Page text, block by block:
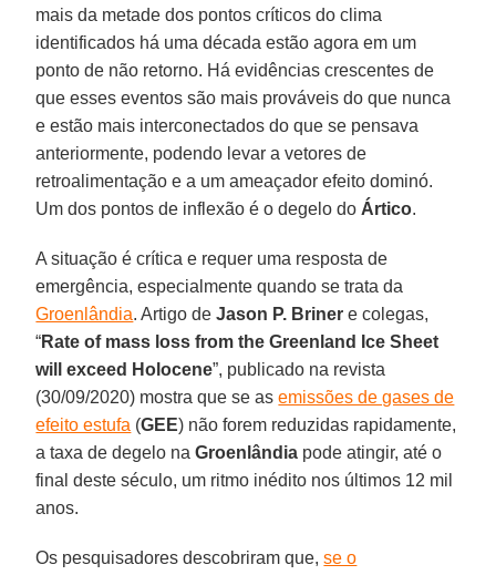
mais da metade dos pontos críticos do clima
identificados há uma década estão agora em um
ponto de não retorno. Há evidências crescentes de
que esses eventos são mais prováveis do que nunca
e estão mais interconectados do que se pensava
anteriormente, podendo levar a vetores de
retroalimentação e a um ameaçador efeito dominó.
Um dos pontos de inflexão é o degelo do Ártico.
A situação é crítica e requer uma resposta de
emergência, especialmente quando se trata da
Groenlândia. Artigo deJason P. Briner e colegas,
“Rate of mass loss from the Greenland Ice Sheet
will exceed Holocene”, publicado na revista
(30/09/2020) mostra que se asemissões de gases de
efeito estufa (GEE) não forem reduzidas rapidamente,
a taxa de degelo naGroenlândia pode atingir, até o
final deste século, um ritmo inédito nos últimos 12 mil
anos.
Os pesquisadores descobriram que,se o